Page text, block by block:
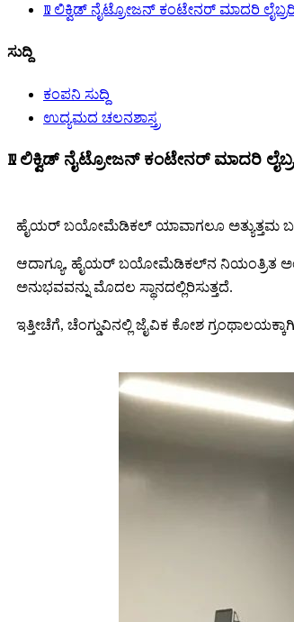
Ⅳ ಲಿಕ್ವಿಡ್ ನೈಟ್ರೋಜನ್ ಕಂಟೇನರ್ ಮಾದರಿ
ಸುದ್ದಿ
ಕಂಪನಿ ಸುದ್ದಿ
ಉದ್ಯಮದ ಚಲನಶಾಸ್ತ್ರ
Ⅳ ಲಿಕ್ವಿಡ್ ನೈಟ್ರೋಜನ್ ಕಂಟೇನರ್ ಮಾದರಿ
ಹೈಯರ್ ಬಯೋಮೆಡಿಕಲ್ ಯಾವಾಗಲೂ ಅತ್ಯುತ್ತಮ
ಆದಾಗ್ಯೂ, ಹೈಯರ್ ಬಯೋಮೆಡಿಕಲ್‌ನ ನಿಯಂತ್ರಿತ
ಅನುಭವವನ್ನು ಮೊದಲ ಸ್ಥಾನದಲ್ಲಿರಿಸುತ್ತದೆ.
ಇತ್ತೀಚೆಗೆ, ಚೆಂಗ್ಡುವಿನಲ್ಲಿ ಜೈವಿಕ ಕೋಶ